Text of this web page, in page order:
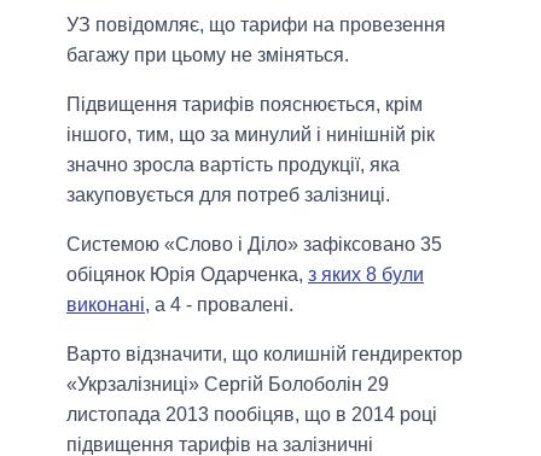
УЗ повідомляє, що тарифи на провезення
багажу при цьому не зміняться.
Підвищення тарифів пояснюється, крім
іншого, тим, що за минулий і нинішній рік
значно зросла вартість продукції, яка
закуповується для потреб залізниці.
Системою «Слово і Діло» зафіксовано 35
обіцянок Юрія Одарченка, з яких 8 були
виконані, а 4 - провалені.
Варто відзначити, що колишній гендиректор
«Укрзалізниці» Сергій Болоболін 29
листопада 2013 пообіцяв, що в 2014 році
підвищення тарифів на залізничні